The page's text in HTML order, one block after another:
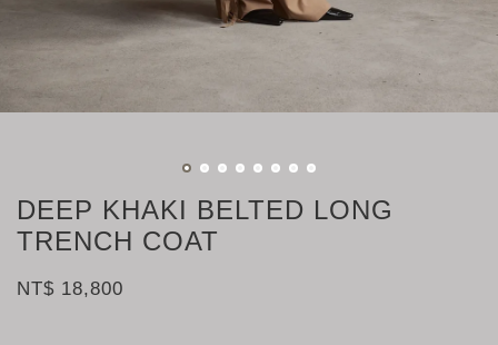
DEEP KHAKI BELTED LONG
TRENCH COAT
NT$ 18,800